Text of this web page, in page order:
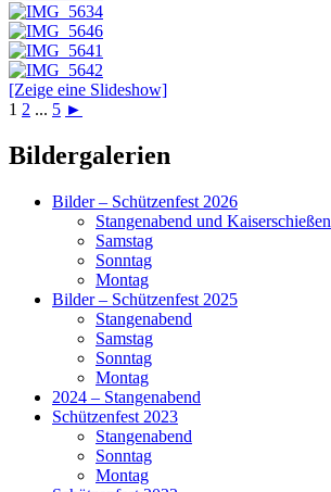
[Zeige eine Slideshow]
1 2 ... 5 ►
Primärer
Widgetbereich
Bildergalerien
Bilder – Schützenfest 2026
Stangenabend und Kaiserschießen
Samstag
Sonntag
Montag
Bilder – Schützenfest 2025
Stangenabend
Samstag
Sonntag
Montag
2024 – Stangenabend
Schützenfest 2023
Stangenabend
Sonntag
Montag